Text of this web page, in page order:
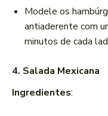
Modele os
antiaderente com
minutos de cada
4. Salada Mexicana
Ingredientes: